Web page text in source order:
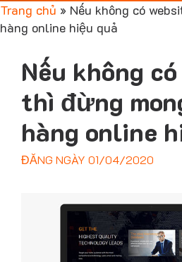
Trang chủ » Nếu không có
hàng online hiệu quả
Nếu không
thì đừng
hàng online
ĐĂNG NGÀY 01/04/2020